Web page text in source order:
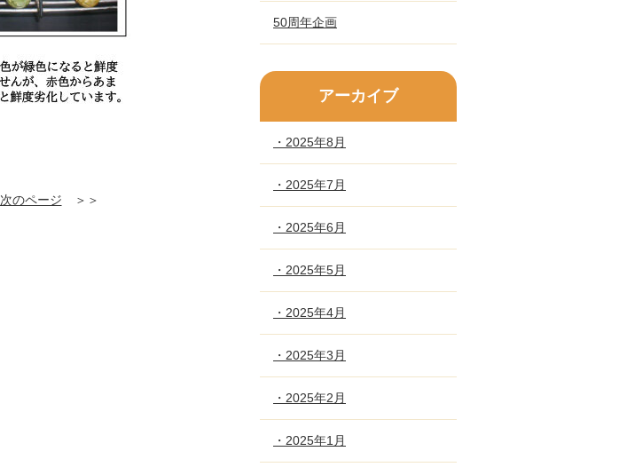
次のページ ＞＞
50周年企画
アーカイブ
・2025年8月
・2025年7月
・2025年6月
・2025年5月
・2025年4月
・2025年3月
・2025年2月
・2025年1月